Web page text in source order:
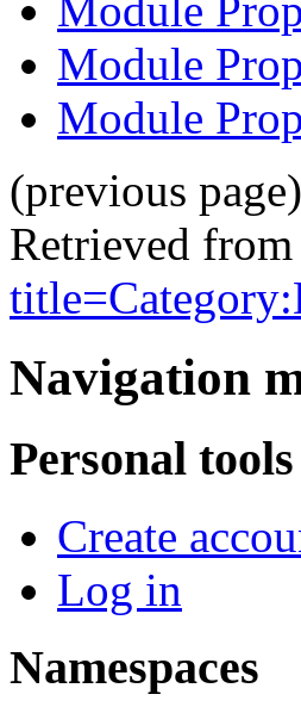
Module
Module
Module
(previous
Retrieved
Navigation
Personal tools
Create
Log in
Namespaces